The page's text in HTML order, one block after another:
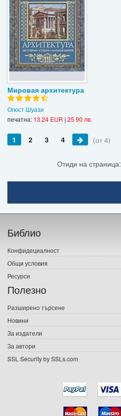
Мировая архитектура
Огюст Шуази
печатна: 13.24 EUR | 25.90 лв.
1 2 3 4 (от 4)
Отиди на страница:
Начало
Печатни книги
Електронни книги
Е-списания
Подаръци
Ваучери
Библио
Конфидециалност
Общи условия
Ресурси
Полезно
Разширено търсене
Новини
За издатели
За автори
SSL Security by SSLs.com